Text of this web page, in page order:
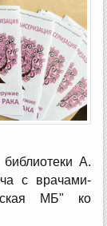
А.
с врачами-
МБ" ко